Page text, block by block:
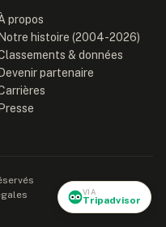
VIA
Tripadvisor
propos
Notre histoire (2004-2026)
& données
Devenir partenaire
Presse